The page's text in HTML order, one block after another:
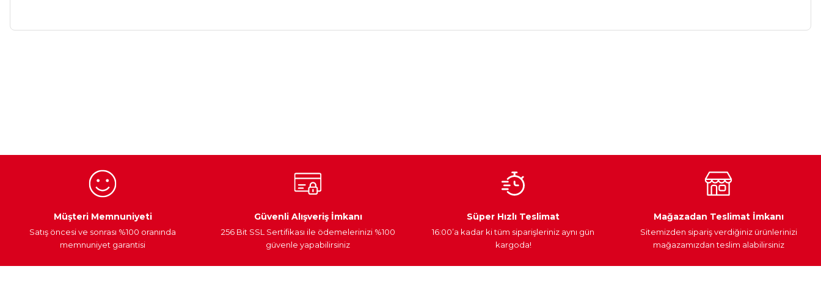
Egzoz Sistemi Ateşleme Sistemi Araç Farları Yedek Parça
Müşteri Memnuniyeti
Satış öncesi ve sonrası %100 oranında
memnuniyet garantisi
Güvenli Alışveriş İmkanı
256 Bit SSL Sertifikası ile ödemelerinizi %100
güvenle yapabilirsiniz
Süper Hızlı Teslimat
16:00’a kadar ki tüm siparişleriniz aynı gün
kargoda!
Mağazadan Teslimat İmkanı
Sitemizden sipariş verdiğiniz ürünlerinizi
mağazamızdan teslim alabilirsiniz